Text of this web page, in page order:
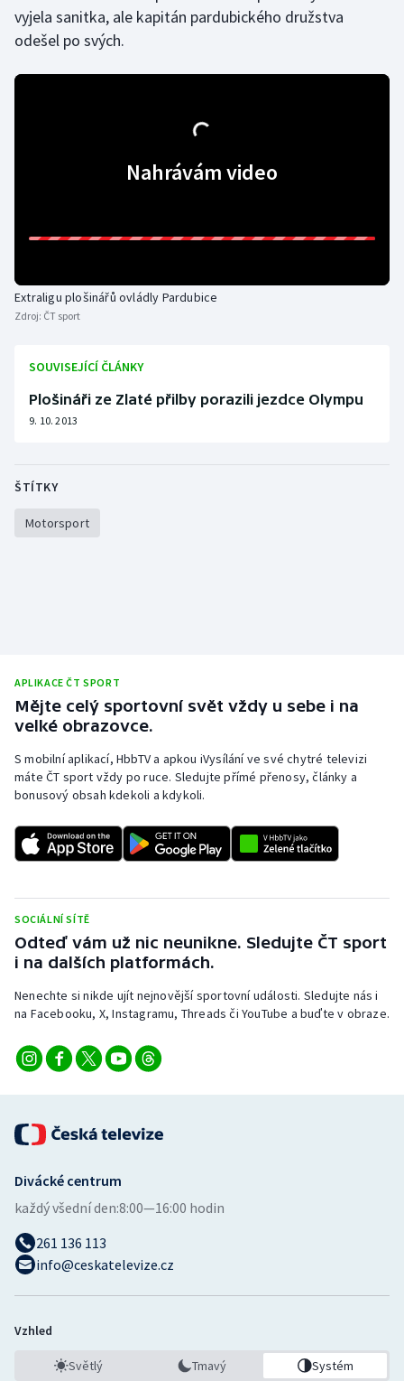
Lezení
Parasport
Plavání
Plážový volejbal
Ragby
Vodní slalom
Volejbal
Ostatní
vyjela sanitka, ale kapitán pardubického družstva
odešel po svých.
Nahrávám video
Extraligu plošinářů ovládly Pardubice
Zdroj: ČT sport
SOUVISEJÍCÍ ČLÁNKY
Plošináři ze Zlaté přilby porazili jezdce Olympu
9. 10. 2013
ŠTÍTKY
Motorsport
APLIKACE ČT SPORT
Mějte celý sportovní svět vždy u sebe i na
velké obrazovce.
S mobilní aplikací, HbbTV a apkou iVysílání ve své chytré televizi
máte ČT sport vždy po ruce. Sledujte přímé přenosy, články a
bonusový obsah kdekoli a kdykoli.
SOCIÁLNÍ SÍTĚ
Odteď vám už nic neunikne. Sledujte ČT sport
i na dalších platformách.
Nenechte si nikde ujít nejnovější sportovní události. Sledujte nás i
na Facebooku, X, Instagramu, Threads či YouTube a buďte v obraze.
Divácké centrum
každý všední den:8:00—16:00 hodin
261 136 113
info@ceskatelevize.cz
Vzhled
Světlý Tmavý Systém